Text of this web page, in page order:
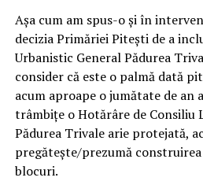
Așa cum am spus-o şi în
decizia Primăriei Piteşti de a
Urbanistic General Pădurea
consider că este o palmă dată
acum aproape o jumătate de an
trâmbițe o Hotărâre de Consiliu
Pădurea Trivale arie protejată,
pregătește/prezumă
blocuri.